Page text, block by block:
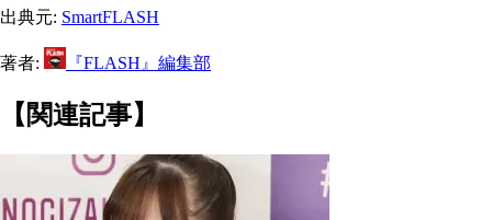
出典元: SmartFLASH
著者: 『FLASH』編集部
【関連記事】